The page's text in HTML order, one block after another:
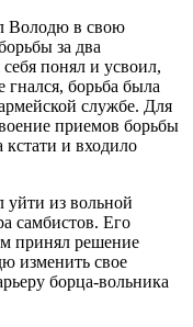
Володю в свою
за два
понял и усвоил,
борьба была
службе. Для
приемов борьбы
кстати и входило
из вольной
самбистов. Его
принял решение
изменить свое
борца-вольника